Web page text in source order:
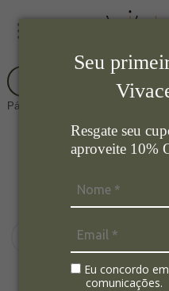
Seu
Resgate seu
aproveite 10%
Eu concordo
comunicações.
Página Inicial